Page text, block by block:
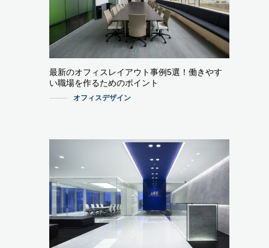
最新のオフィスレイアウト事例5選！働きやす
い職場を作るためのポイント
オフィスデザイン